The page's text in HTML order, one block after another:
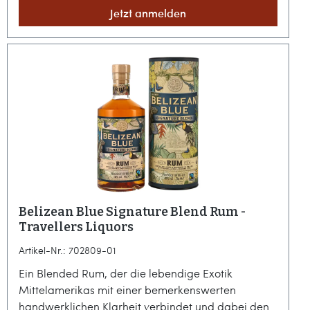
Eichenwürze verbindet.Kraftvoller Solist für
Stärke von 48 % Vol. empfiehlt sich dieser Blend vor
allem für den puren Genuss, bei dem sich die
vielschichtigen Aromen optimal entfalten können.
Er ist eine Entdeckung für Kenner, die den
schweren, würzigen Stil englischer Prägung
schätzen, dabei aber eine fruchtige Finesse nicht
missen möchten. Durch seine aromatische Dichte
eignet er sich zudem hervorragend als Basis für
charakterstarke Cocktails, die nach einem
Jetzt anmelden
Belizean Blue Signature Blend Rum -
Travellers Liquors
Artikel-Nr.: 702809-01
Ein Blended Rum, der die lebendige Exotik
Mittelamerikas mit einer bemerkenswerten
handwerklichen Klarheit verbindet und dabei den